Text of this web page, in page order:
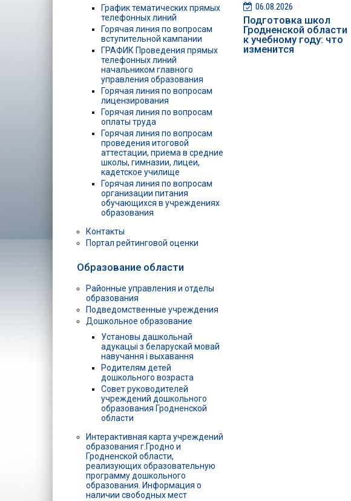
06.08.2026
Подготовка школ
Гродненской области
к учебному году: что
изменится
График тематических прямых
телефонных линий
Горячая линия по вопросам
вступительной кампании
ГРАФИК Проведения прямых
телефонных линий
начальником главного
управления образования
Горячая линия по вопросам
лицензирования
Горячая линия по вопросам
оплаты труда
Горячая линия по вопросам
проведения итоговой
аттестации, приема в средние
школы, гимназии, лицеи,
кадетское училище
Горячая линия по вопросам
организации питания
обучающихся в учреждениях
образования
Контакты
Портал рейтинговой оценки
Образование области
Районные управления и отделы
образования
Подведомственные учреждения
Дошкольное образование
Установы дашкольнай
адукацыі з беларускай мовай
навучання і выхавання
Родителям детей
дошкольного возраста
Совет руководителей
учреждений дошкольного
образования Гродненской
области
Интерактивная карта учреждений
образования г.Гродно и
Гродненской области,
реализующих образовательную
программу дошкольного
образования. Информация о
наличии свободных мест